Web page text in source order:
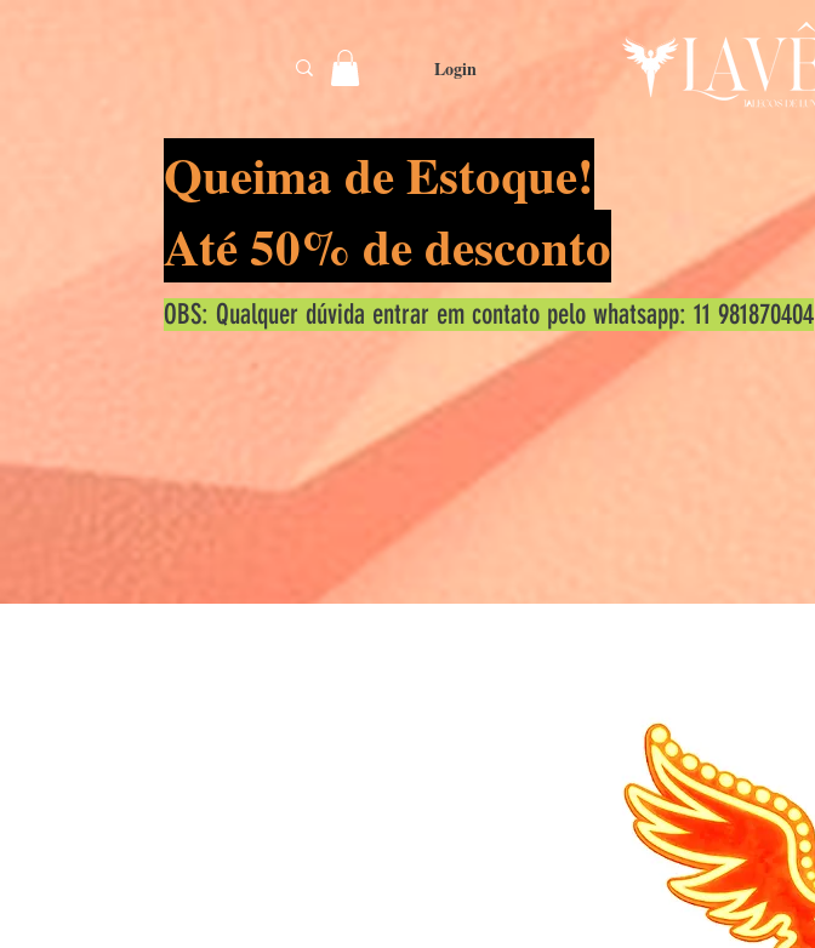
Login
Queima de Estoque!
Até 50% de desconto
OBS: Qualquer dúvida entrar em contato pelo whatsapp: 11 981870404